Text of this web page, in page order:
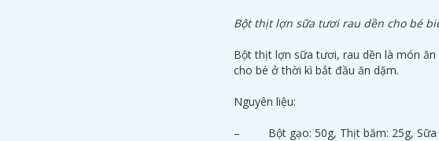
Bột thịt lợn sữa tươi rau dền cho bé
Bột thịt lợn sữa tươi, rau dền là món
cho bé ở thời kì bắt đầu ăn dặm.
Nguyên liệu:
– Bột gạo: 50g, Thịt băm: 25g, Sữa